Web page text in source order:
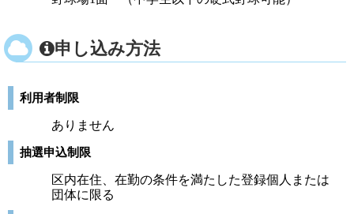
申し込み方法
利用者制限
ありません
抽選申込制限
区内在住、在勤の条件を満たした登録個人または
団体に限る